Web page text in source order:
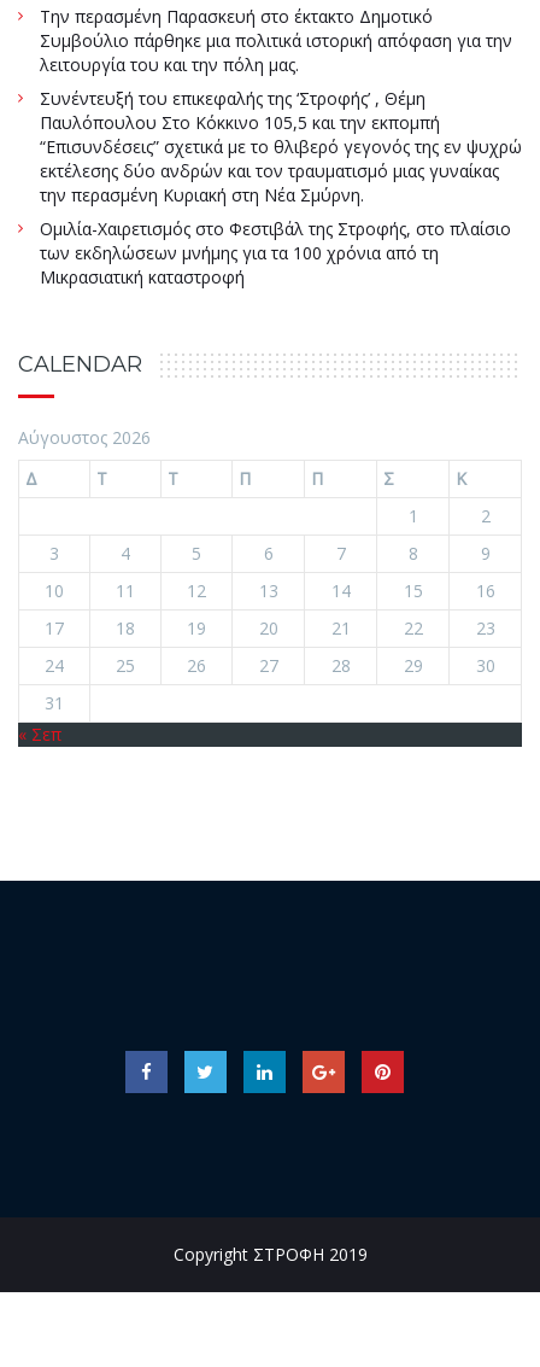
Την περασμένη Παρασκευή στο έκτακτο Δημοτικό
Συμβούλιο πάρθηκε μια πολιτικά ιστορική απόφαση για την
λειτουργία του και την πόλη μας.
Συνέντευξή του επικεφαλής της ‘Στροφής’ , Θέμη
Παυλόπουλου Στο Κόκκινο 105,5 και την εκπομπή
“Επισυνδέσεις” σχετικά με το θλιβερό γεγονός της εν ψυχρώ
εκτέλεσης δύο ανδρών και τον τραυματισμό μιας γυναίκας
την περασμένη Κυριακή στη Νέα Σμύρνη.
Ομιλία-Χαιρετισμός στο Φεστιβάλ της Στροφής, στο πλαίσιο
των εκδηλώσεων μνήμης για τα 100 χρόνια από τη
Μικρασιατική καταστροφή
CALENDAR
Αύγουστος 2026
Δ
Τ Τ Π Π Σ
Κ
1
2
3
4 5 6 7 8
9
10
11 12 13 14 15
16
17
18 19 20 21 22
23
24
25 26 27 28 29
30
31
« Σεπ
Copyright ΣΤΡΟΦΗ 2019